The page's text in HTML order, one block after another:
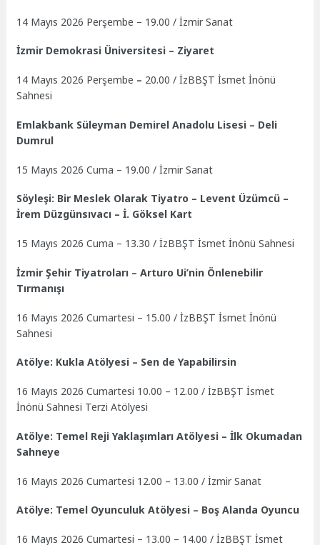
14 Mayıs 2026 Perşembe – 19.00 / İzmir Sanat
İzmir Demokrasi Üniversitesi – Ziyaret
14 Mayıs 2026 Perşembe – 20.00 / İzBBŞT İsmet İnönü
Sahnesi
Emlakbank Süleyman Demirel Anadolu Lisesi – Deli
Dumrul
15 Mayıs 2026 Cuma – 19.00 / İzmir Sanat
Söyleşi: Bir Meslek Olarak Tiyatro – Levent Üzümcü –
İrem Düzgünsıvacı – İ. Göksel Kart
15 Mayıs 2026 Cuma – 13.30 / İzBBŞT İsmet İnönü Sahnesi
İzmir Şehir Tiyatroları – Arturo Ui’nin Önlenebilir
Tırmanışı
16 Mayıs 2026 Cumartesi – 15.00 / İzBBŞT İsmet İnönü
Sahnesi
Atölye: Kukla Atölyesi – Sen de Yapabilirsin
16 Mayıs 2026 Cumartesi 10.00 – 12.00 / İzBBŞT İsmet
İnönü Sahnesi Terzi Atölyesi
Atölye: Temel Reji Yaklaşımları Atölyesi – İlk Okumadan
Sahneye
16 Mayıs 2026 Cumartesi 12.00 – 13.00 / İzmir Sanat
Atölye: Temel Oyunculuk Atölyesi – Boş Alanda Oyuncu
16 Mayıs 2026 Cumartesi – 13.00 – 14.00 / İzBBŞT İsmet